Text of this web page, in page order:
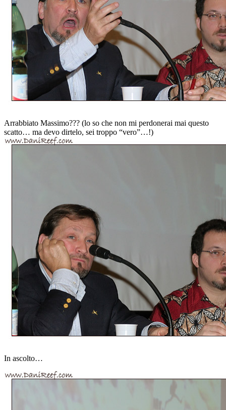
Arrabbiato Massimo??? (lo so che non mi perdonerai mai questo
scatto… ma devo dirtelo, sei troppo “vero”…!)
In ascolto…